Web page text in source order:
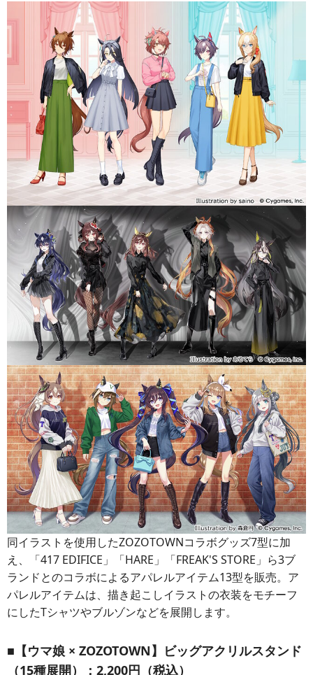
同イラストを使用したZOZOTOWNコラボグッズ7型に加
え、「417 EDIFICE」「HARE」「FREAK'S STORE」ら3ブ
ランドとのコラボによるアパレルアイテム13型を販売。ア
パレルアイテムは、描き起こしイラストの衣装をモチーフ
にしたTシャツやブルゾンなどを展開します。
■【ウマ娘 × ZOZOTOWN】ビッグアクリルスタンド
（15種展開）：2,200円（税込）